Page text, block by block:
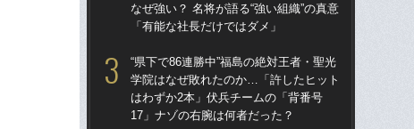
なぜ強い？ 名将が語る“強い組織”の真意
「有能な社長だけではダメ」
“県下で86連勝中”福島の絶対王者・聖光
学院はなぜ敗れたのか…「許したヒット
はわずか2本」伏兵チームの「背番号
17」ナゾの右腕は何者だった？